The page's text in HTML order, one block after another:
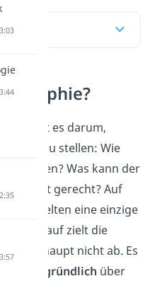
geht es darum,
zu stellen: Wie
Leben? Was kann der
Was ist gerecht? Auf
es selten eine einzige
Darauf zielt die
überhaupt nicht ab. Es
gründlich über